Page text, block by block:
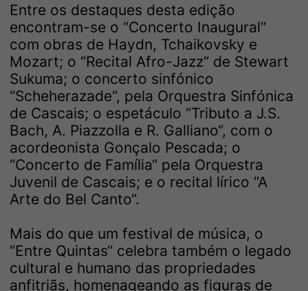
Entre os destaques desta edição
encontram-se o “Concerto Inaugural“
com obras de Haydn, Tchaikovsky e
Mozart; o “Recital Afro-Jazz“ de Stewart
Sukuma; o concerto sinfónico
“Scheherazade“, pela Orquestra Sinfónica
de Cascais; o espetáculo “Tributo a J.S.
Bach, A. Piazzolla e R. Galliano“, com o
acordeonista Gonçalo Pescada; o
“Concerto de Família“ pela Orquestra
Juvenil de Cascais; e o recital lírico “A
Arte do Bel Canto“.
Mais do que um festival de música, o
“Entre Quintas“ celebra também o legado
cultural e humano das propriedades
anfitriãs, homenageando as figuras de